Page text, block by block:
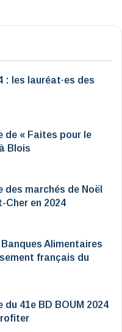
: les lauréat·es des
de « Faites pour le
Blois
des marchés de Noël
Cher en 2024
Alimentaires
français du
du 41e BD BOUM 2024